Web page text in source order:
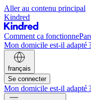
Aller au contenu principal
Kindred
Comment ça fonctionne
Mon domicile est-il adapté
français
Se connecter
Mon domicile est-il adapté